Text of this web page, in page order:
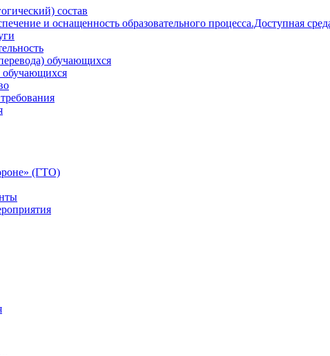
состав
и оснащенность образовательного процесса.Доступная
обучающихся
(ГТО)